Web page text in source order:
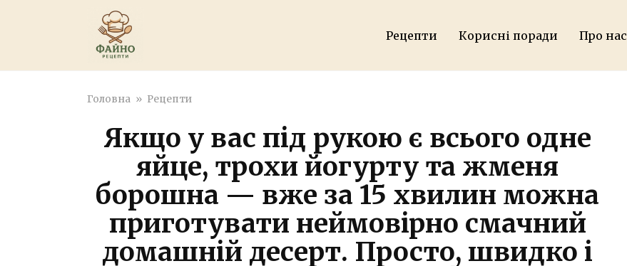
Рецепти Корисні поради Про нас
Головна » Рецепти
Якщо у вас під рукою є всього одне
яйце, трохи йогурту та жменя
борошна — вже за 15 хвилин можна
приготувати неймовірно смачний
домашній десерт. Просто, швидко і